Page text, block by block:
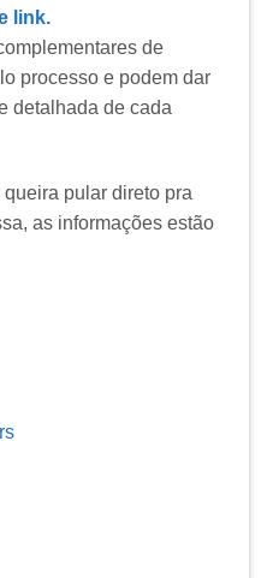
link.
de
processo e podem dar
detalhada de cada
pular direto pra
as informações estão